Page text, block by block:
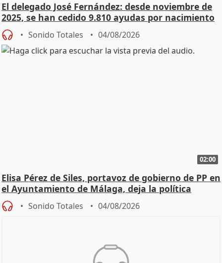
El delegado José Fernández: desde noviembre de
2025, se han cedido 9.810 ayudas por nacimiento
Sonido Totales 04/08/2026
02:00
Elisa Pérez de Siles, portavoz de gobierno de PP en
el Ayuntamiento de Málaga, deja la política
Sonido Totales 04/08/2026